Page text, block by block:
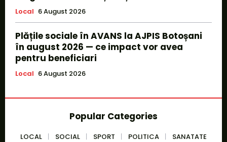
Local 6 August 2026
Plățile sociale în AVANS la AJPIS Botoșani
în august 2026 — ce impact vor avea
pentru beneficiari
Local 6 August 2026
Popular Categories
LOCAL SOCIAL SPORT POLITICA
SANATATE